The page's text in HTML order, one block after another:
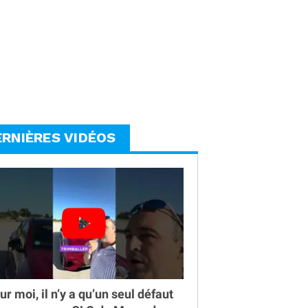
VIDÉOS
moi, il n’y a qu’un seul défaut